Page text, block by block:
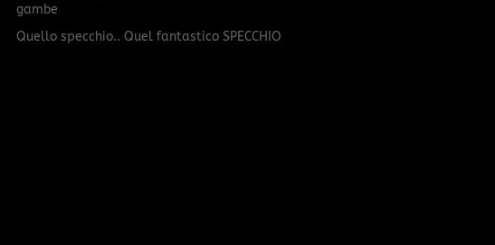
gambe
Quello specchio.. Quel fantastico SPECCHIO